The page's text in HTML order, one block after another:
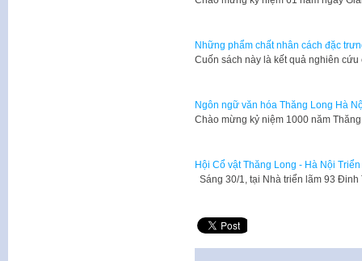
Những phẩm chất nhân cách đặc
​Cuốn sách này là kết quả nghiên
Ngôn ngữ văn hóa Thăng Long Hà
​Chào mừng kỷ niệm 1000 năm
Hội Cổ vật Thăng Long - Hà Nội
Sáng 30/1, tại Nhà triển lãm 93